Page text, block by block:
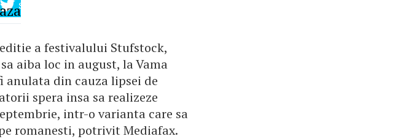
a festivalului Stufstock,
aiba loc in august, la Vama
anulata din cauza lipsei de
spera insa sa realizeze
intr-o varianta care sa
romanesti, potrivit Mediafax.